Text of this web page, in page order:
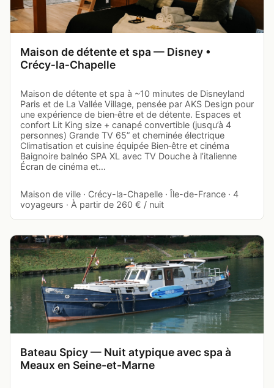
Maison de détente et spa — Disney •
Crécy‑la‑Chapelle
Maison de détente et spa à ~10 minutes de Disneyland
Paris et de La Vallée Village, pensée par AKS Design pour
une expérience de bien‑être et de détente. Espaces et
confort Lit King size + canapé convertible (jusqu’à 4
personnes) Grande TV 65” et cheminée électrique
Climatisation et cuisine équipée Bien‑être et cinéma
Baignoire balnéo SPA XL avec TV Douche à l’italienne
Écran de cinéma et…
Maison de ville · Crécy-la-Chapelle · Île-de-France · 4
voyageurs · À partir de 260 € / nuit
Bateau Spicy — Nuit atypique avec spa à
Meaux en Seine-et-Marne